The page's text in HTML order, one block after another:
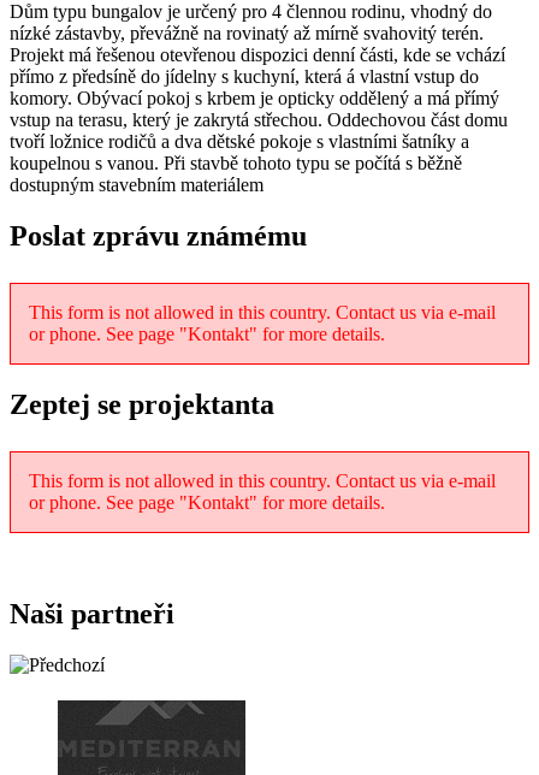
Dům typu bungalov je určený pro 4 člennou rodinu, vhodný do
nízké zástavby, převážně na rovinatý až mírně svahovitý terén.
Projekt má řešenou otevřenou dispozici denní části, kde se vchází
přímo z předsíně do jídelny s kuchyní, která á vlastní vstup do
komory. Obývací pokoj s krbem je opticky oddělený a má přímý
vstup na terasu, který je zakrytá střechou. Oddechovou část domu
tvoří ložnice rodičů a dva dětské pokoje s vlastními šatníky a
koupelnou s vanou. Při stavbě tohoto typu se počítá s běžně
dostupným stavebním materiálem
Poslat zprávu známému
This form is not allowed in this country. Contact us via e-mail
or phone. See page "Kontakt" for more details.
Zeptej se projektanta
This form is not allowed in this country. Contact us via e-mail
or phone. See page "Kontakt" for more details.
Naši partneři